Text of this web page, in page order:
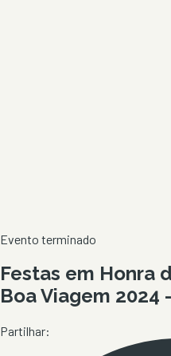
Evento terminado
Festas em Honra
Boa Viagem 2024
Partilhar: